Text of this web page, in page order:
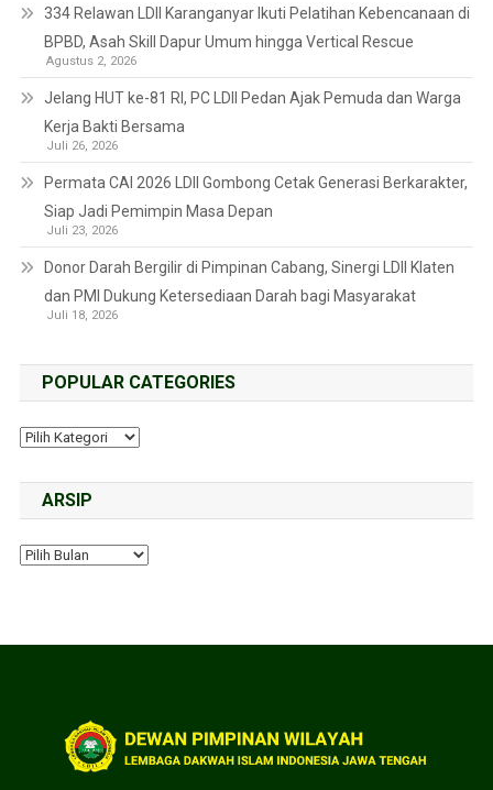
334 Relawan LDII Karanganyar Ikuti Pelatihan Kebencanaan di
BPBD, Asah Skill Dapur Umum hingga Vertical Rescue
Agustus 2, 2026
Jelang HUT ke-81 RI, PC LDII Pedan Ajak Pemuda dan Warga
Kerja Bakti Bersama
Juli 26, 2026
Permata CAI 2026 LDII Gombong Cetak Generasi Berkarakter,
Siap Jadi Pemimpin Masa Depan
Juli 23, 2026
Donor Darah Bergilir di Pimpinan Cabang, Sinergi LDII Klaten
dan PMI Dukung Ketersediaan Darah bagi Masyarakat
Juli 18, 2026
POPULAR CATEGORIES
ARSIP